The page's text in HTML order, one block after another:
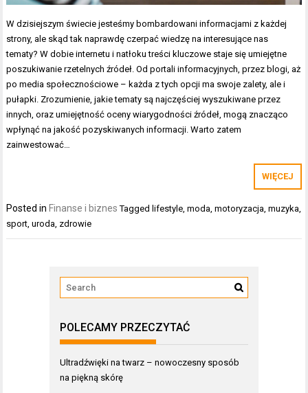
W dzisiejszym świecie jesteśmy bombardowani informacjami z każdej
strony, ale skąd tak naprawdę czerpać wiedzę na interesujące nas
tematy? W dobie internetu i natłoku treści kluczowe staje się umiejętne
poszukiwanie rzetelnych źródeł. Od portali informacyjnych, przez blogi, aż
po media społecznościowe – każda z tych opcji ma swoje zalety, ale i
pułapki. Zrozumienie, jakie tematy są najczęściej wyszukiwane przez
innych, oraz umiejętność oceny wiarygodności źródeł, mogą znacząco
wpłynąć na jakość pozyskiwanych informacji. Warto zatem
zainwestować…
WIĘCEJ
Posted in Finanse i biznes Tagged lifestyle,moda,motoryzacja,muzyka,
sport,uroda, zdrowie
POLECAMY PRZECZYTAĆ
Ultradźwięki na twarz – nowoczesny sposób
na piękną skórę